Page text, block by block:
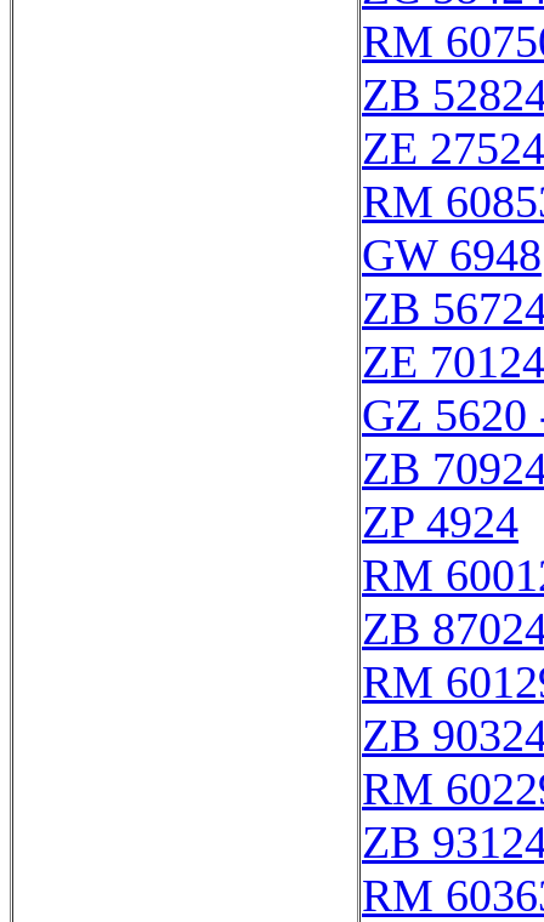
RM
ZB
ZE 27524
RM
GW 6948
ZB
ZE 70124
GZ 5620
ZB
ZP 4924
RM
ZB
RM
ZB
RM
ZB
RM